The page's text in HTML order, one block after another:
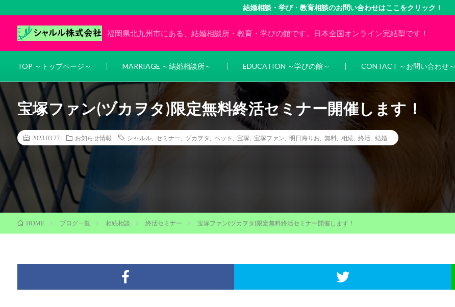
結婚相談・学び・教育相談のお問い合わせはここをクリック！
福岡県北九州市にある、結婚相談所・教育・学びの館です。日本全国オンライン完結型です！
TOP ～トップページ～ MARRIAGE ～結婚相談所～ EDUCATION ～学びの館～ CONTACT ～お問い合わせ～
宝塚ファン(ヅカヲタ)限定無料終活セミナー開催します！
2023.03.27 お知らせ情報 シャルル, セミナー ヅカヲタ ペット 宝塚 宝塚ファン 明日海りお 無料, 相続, 終活, 結婚
HOME ブログ一覧 相続相談 終活セミナー 宝塚ファン(ヅカヲタ)限定無料終活セミナー開催します！